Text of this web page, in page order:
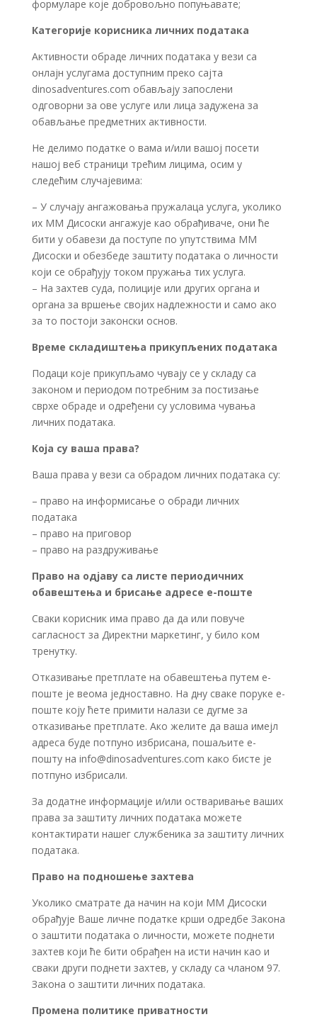
формуларе које добровољно попуњавате;
Категорије корисника личних података
Активности обраде личних података у вези са
онлајн услугама доступним преко сајта
dinosadventures.com обављају запослени
одговорни за ове услуге или лица задужена за
обављање предметних активности.
Не делимо податке о вама и/или вашој посети
нашој веб страници трећим лицима, осим у
следећим случајевима:
– У случају ангажовања пружалаца услуга, уколико
их ММ Дисоски ангажује као обрађиваче, они ће
бити у обавези да поступе по упутствима ММ
Дисоски и обезбеде заштиту података о личности
који се обрађују током пружања тих услуга.
– На захтев суда, полиције или других органа и
органа за вршење својих надлежности и само ако
за то постоји законски основ.
Време складиштења прикупљених података
Подаци које прикупљамо чувају се у складу са
законом и периодом потребним за постизање
сврхе обраде и одређени су условима чувања
личних података.
Која су ваша права?
Ваша права у вези са обрадом личних података су:
– право на информисање о обради личних
података
– право на приговор
– право на раздруживање
Право на одјаву са листе периодичних
обавештења и брисање адресе е-поште
Сваки корисник има право да да или повуче
сагласност за Директни маркетинг, у било ком
тренутку.
Отказивање претплате на обавештења путем е-
поште је веома једноставно. На дну сваке поруке е-
поште коју ћете примити налази се дугме за
отказивање претплате. Ако желите да ваша имејл
адреса буде потпуно избрисана, пошаљите е-
пошту на info@dinosadventures.com како бисте је
потпуно избрисали.
За додатне информације и/или остваривање ваших
права за заштиту личних података можете
контактирати нашег службеника за заштиту личних
података.
Право на подношење захтева
Уколико сматрате да начин на који ММ Дисоски
обрађује Ваше личне податке крши одредбе Закона
о заштити података о личности, можете поднети
захтев који ће бити обрађен на исти начин као и
сваки други поднети захтев, у складу са чланом 97.
Закона о заштити личних података.
Промена политике приватности